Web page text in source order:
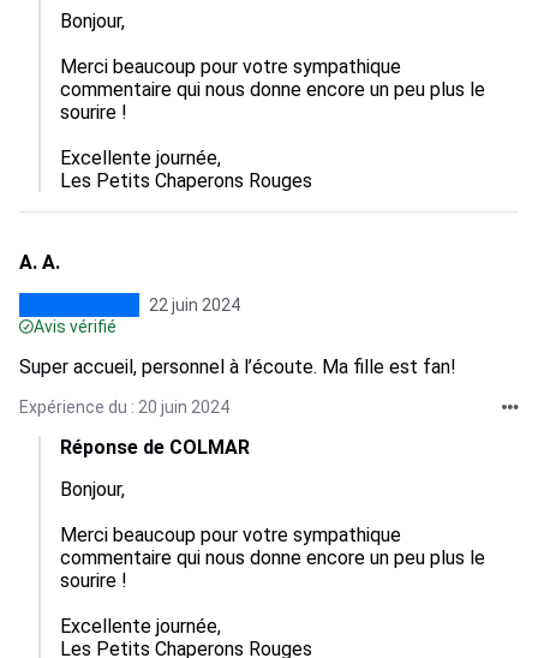
Bonjour,
Merci beaucoup pour votre sympathique
commentaire qui nous donne encore un peu plus le
sourire !
Excellente journée,
Les Petits Chaperons Rouges
A. A.
22 juin 2024
Avis vérifié
Super accueil, personnel à l’écoute. Ma fille est fan!
Expérience du : 20 juin 2024
Réponse de COLMAR
Bonjour,
Merci beaucoup pour votre sympathique
commentaire qui nous donne encore un peu plus le
sourire !
Excellente journée,
Les Petits Chaperons Rouges